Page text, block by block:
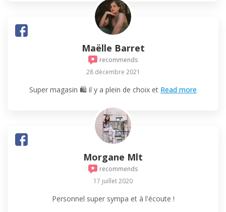
Maëlle Barret
recommends
28 décembre 2021
Super magasin 🛍 il y a plein de choix et Read more
Morgane Mlt
recommends
17 juillet 2020
Personnel super sympa et à l'écoute !